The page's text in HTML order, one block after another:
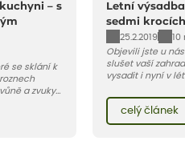
– s
se sklání k
a zvuky
do kuchyně
taky trochu
Letní
sedmi krocích
25.2.2019
10
Objevili jste u
slušet vaší
vysadit i nyní v
celý rok – nyní
vody než na jaře
celý článek